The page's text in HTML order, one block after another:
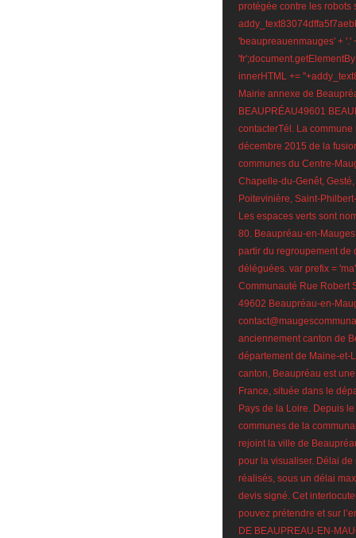
protégée contre les robots
'beaupreauenmauges' + '.'
innerHTML += '
Mairie annexe de
BEAUPRÉAU49601
contacterTél. La
décembre 2015 de la
communes du Centre-
Chapelle-du-Genêt,
Poitevinière, Saint-
Les espaces verts sont
80. Beaupréau-en-
partir du regroupement de
déléguées. var prefix =
Communauté Rue Robert
49602 Beaupréau-en-
anciennement canton de
département de Maine-et-
canton, Beaupréau est
France, située dans le
Pays de la Loire. Depuis
communes de la
rejoint la ville de
pour la visualiser. Délai
réalisés, sous un délai
devis signé. Cet
pouvez prétendre et sur
DE BEAUPREAU-EN-